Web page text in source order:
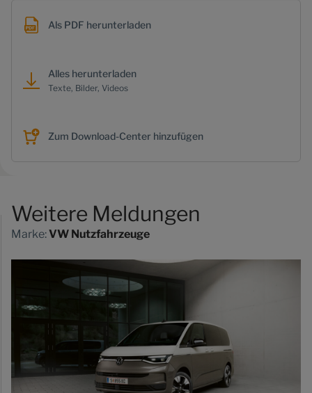
Als PDF herunterladen
Alles herunterladen
Texte, Bilder, Videos
Zum Download-Center hinzufügen
Weitere Meldungen
Marke:VW Nutzfahrzeuge